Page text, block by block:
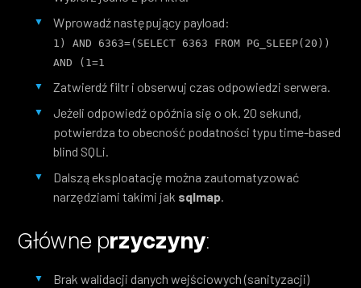
Wprowadź następujący payload:
1) AND 6363=(SELECT 6363 FROM PG_SLEEP(20))
AND (1=1
Zatwierdź filtr i obserwuj czas odpowiedzi serwera.
Jeżeli odpowiedź opóźnia się o ok. 20 sekund,
potwierdza to obecność podatności typu time-based
blind SQLi.
Dalszą eksploatację można zautomatyzować
narzędziami takimi jak sqlmap
Główne przyczyny:
Brak walidacji danych wejściowych (sanityzacji)